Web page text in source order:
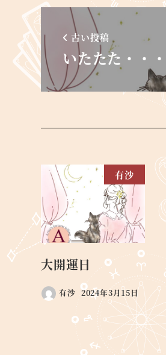
古い投稿
いたたた・・・
有沙
大開運日
有沙 2024年3月15日